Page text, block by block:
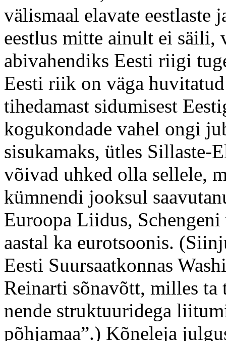
välismaal elavate
eestlus mitte ainult ei
abivahendiks Eesti riigi
Eesti riik on väga
tihedamast sidumisest
kogukondade vahel ongi
sisukamaks, ütles Sillaste-
võivad uhked olla sellele,
kümnendi jooksul
Euroopa Liidus,
aastal ka eurotsoonis.
Eesti Suursaatkonnas
Reinarti sõnavõtt, milles ta
nende struktuuridega
põhjamaa”.) Kõneleja